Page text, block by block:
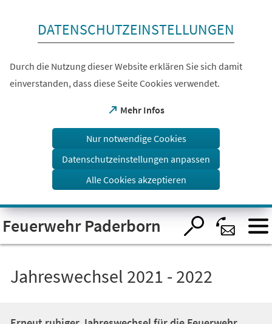
Visuelle
Assistenzsoftware
öffnen.
DATENSCHUTZEINSTELLUNGEN
Durch die Nutzung dieser Website erklären Sie sich damit
einverstanden, dass diese Seite Cookies verwendet.
Mehr Infos
(Öffnet
einem
Tab)
Nur notwendige Cookies
Datenschutzeinstellungen anpassen
Alle Cookies akzeptieren
Feuerwehr Paderborn
Jahreswechsel 2021 - 2022